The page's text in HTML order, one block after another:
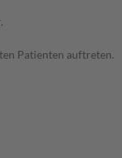
Patienten auftreten.